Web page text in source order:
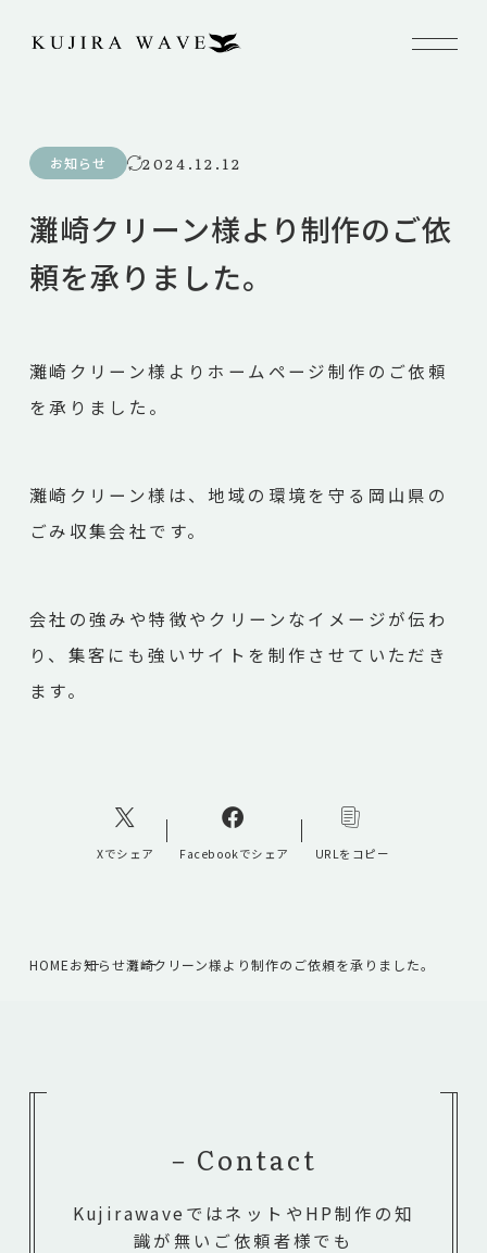
お知らせ 2024.12.12
灘崎クリーン様より制作のご依
頼を承りました。
灘崎クリーン様よりホームページ制作のご依頼
を承りました。
灘崎クリーン様は、地域の環境を守る岡山県の
ごみ収集会社です。
会社の強みや特徴やクリーンなイメージが伝わ
り、集客にも強いサイトを制作させていただき
ます。
Xでシェア Facebookでシェア URLをコピー
HOMEお知らせ灘崎クリーン様より制作のご依頼を承りました。
− Contact
KujirawaveではネットやHP制作の知
識が無いご依頼者様でも